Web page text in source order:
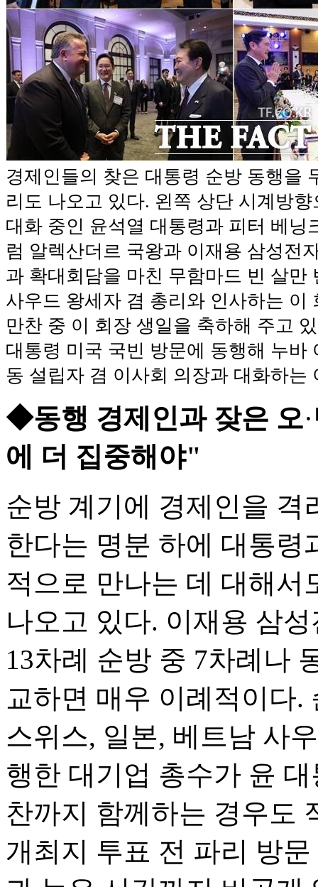
경제인들의 찾은 대통령 순방 동행을
리도 나오고 있다. 왼쪽 상단 시계방향
대화 중인 윤석열 대통령과 피터 베닝
럼 알렉산더르 국왕과 이재용 삼성전
과 확대회담을 마친 무함마드 빈 살만
사우드 왕세자 겸 총리와 인사하는 이
만찬 중 이 회장 생일을 축하해 주고
대통령 미국 국빈 방문에 동행해 누바
동 설립자 겸 이사회 의장과 대화하는
◆동행 경제인과 잦은 오·
에 더 집중해야"
순방 계기에 경제인을 격
한다는 명분 하에 대통령
적으로 만나는 데 대해서
나오고 있다. 이재용 삼
13차례 순방 중 7차례나
교하면 매우 이례적이다
스위스, 일본, 베트남 사
행한 대기업 총수가 윤
찬까지 함께하는 경우도
개최지 투표 전 파리 방